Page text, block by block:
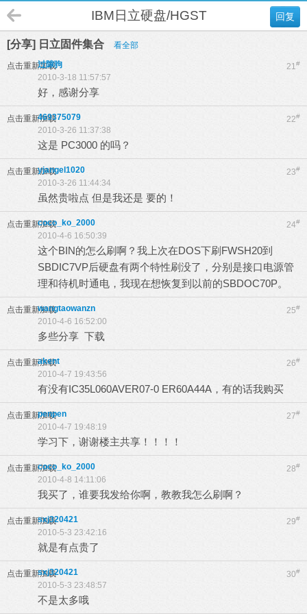
回复
IBM日立硬盘/HGST
[分享] 日立固件集合 看全部
点击重新加载 21#
过隙驹
2010-3-18 11:57:57
好，感谢分享
点击重新加载 22#
469375079
2010-3-26 11:37:38
这是 PC3000 的吗？
点击重新加载 23#
yjangel1020
2010-3-26 11:44:34
虽然贵啦点 但是我还是 要的！
点击重新加载 24#
coco_ko_2000
2010-4-6 16:50:39
这个BIN的怎么刷啊？我上次在DOS下刷FWSH20到
SBDIC7VP后硬盘有两个特性刷没了，分别是接口电源管
理和待机时通电，我现在想恢复到以前的SBDOC70P。
点击重新加载 25#
wangtaowanzn
2010-4-6 16:52:00
多些分享 下载
点击重新加载 26#
akent
2010-4-7 19:43:56
有没有IC35L060AVER07-0 ER60A44A，有的话我购买
点击重新加载 27#
penpen
2010-4-7 19:48:19
学习下，谢谢楼主共享！！！！
点击重新加载 28#
coco_ko_2000
2010-4-8 14:11:06
我买了，谁要我发给你啊，教教我怎么刷啊？
点击重新加载 29#
sxj320421
2010-5-3 23:42:16
就是有点贵了
点击重新加载 30#
sxj320421
2010-5-3 23:48:57
不是太多哦